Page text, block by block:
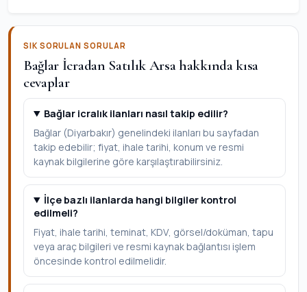
SIK SORULAN SORULAR
Bağlar İcradan Satılık Arsa hakkında kısa
cevaplar
Bağlar icralık ilanları nasıl takip edilir?
Bağlar (Diyarbakır) genelindeki ilanları bu sayfadan
takip edebilir; fiyat, ihale tarihi, konum ve resmi
kaynak bilgilerine göre karşılaştırabilirsiniz.
İlçe bazlı ilanlarda hangi bilgiler kontrol
edilmeli?
Fiyat, ihale tarihi, teminat, KDV, görsel/doküman, tapu
veya araç bilgileri ve resmi kaynak bağlantısı işlem
öncesinde kontrol edilmelidir.